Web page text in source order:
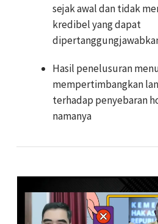
sejak awal dan tidak
kredibel yang dapat
Hasil penelusuran
mempertimbangkan
terhadap penyebaran
namanya